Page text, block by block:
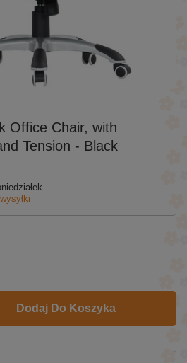
Office Chair, with
Tension - Black
Dodaj Do Koszyka